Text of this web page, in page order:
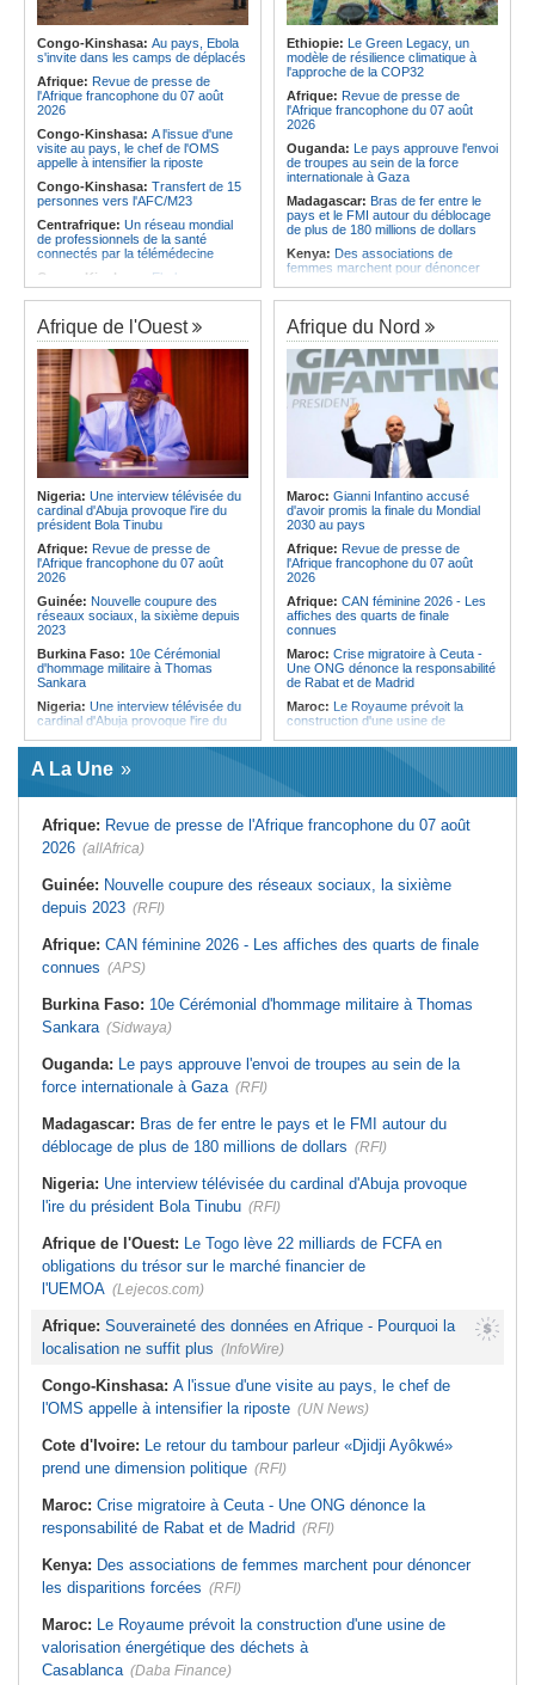
Afrique:AfroBasket U18 (F) - Le
Sénégal craque au 3e quart-temps
et s'incline face à la Tunisie (44-43)
Afrique du Nord:Santé - La
Tunisie troisième pays arabe et 49e
au monde
Angola:La nouvelle loi renforce la
protection des institutions contre les
cyberattaques, selon Mário Oliveira
Angola:Le pays criminalise la
diffusion de fausses informations
sur Internet
Congo-Kinshasa: Au pays, Ebola
s'invite dans les camps de déplacés
Afrique: Revue de presse de
l'Afrique francophone du 07 août
2026
Congo-Kinshasa: A l'issue d'une
visite au pays, le chef de l'OMS
appelle à intensifier la riposte
Congo-Kinshasa: Transfert de 15
personnes vers l'AFC/M23
Centrafrique: Un réseau mondial
de professionnels de la santé
connectés par la télémédecine
Congo-Kinshasa: Ebola au pays -
Africa CDC mise sur les
communautés
Afrique Centrale:L'explosion de la
demande de viande de brousse
extermine la faune sauvage
Congo-Kinshasa:Après l'accord
avec une branche des FDLR, les
zones d'ombre persistent
Centrafrique: Un gendarme détenu
par le groupe armé AAKG retrouve
la liberté
Rome et Kigali discutent
d'une possible externalisation au
pays des procédures d'asile à
destination de l'Italie
Ethiopie: Le Green Legacy, un
modèle de résilience climatique à
l'approche de la COP32
Afrique: Revue de presse de
l'Afrique francophone du 07 août
2026
Ouganda: Le pays approuve l'envoi
de troupes au sein de la force
internationale à Gaza
Madagascar: Bras de fer entre le
pays et le FMI autour du déblocage
de plus de 180 millions de dollars
Kenya: Des associations de
femmes marchent pour dénoncer
Afrique:La CEA renforce les
capacités des parlementaires de
l'Afrique de l'Est
Congo-Kinshasa:
Après l'accord
avec une branche des FDLR, les
zones d'ombre persistent
Sud-Soudan:
Le pays à la croisée
des chemins, alerte l'ONU
Rwanda:Rome et Kigali discutent
d'une possible externalisation au
pays des procédures d'asile à
destination de l'Italie
Somalie:Le camp de Galkayo
frappé par une violente attaque des
Forces du Puntland
Afrique de l'Ouest
Nigeria: Une interview télévisée du
cardinal d'Abuja provoque l'ire du
président Bola Tinubu
Afrique: Revue de presse de
l'Afrique francophone du 07 août
2026
Guinée: Nouvelle coupure des
réseaux sociaux, la sixième depuis
2023
Burkina Faso: 10e Cérémonial
d'hommage militaire à Thomas
Sankara
Nigeria: Une interview télévisée du
cardinal d'Abuja provoque l'ire du
Afrique de l'Ouest:
22 milliards de FCFA en obligations
l'UEMOA
Cote d'Ivoire:Le retour du tambour
parleur «Djidji Ayôkwé» prend une
dimension politique
Guinée:
Le président dissipe les
doutes concernant son état de
santé dans un message publié sur X
l'assurance pour tous - Le pacte de
- Les retards du calendrier
alimentent les soupçons d'un report
Afrique du Nord
Maroc: Gianni Infantino accusé
d'avoir promis la finale du Mondial
2030 au pays
Afrique: Revue de presse de
l'Afrique francophone du 07 août
2026
Afrique: CAN féminine 2026 - Les
affiches des quarts de finale
connues
Maroc: Crise migratoire à Ceuta -
Une ONG dénonce la responsabilité
de Rabat et de Madrid
Maroc: Le Royaume prévoit la
construction d'une usine de
déchets à Casablanca
agents de sécurité, selon des
associations
Maroc:Au-délà du communiqué -
de Sebta
Tunisie: Basket - Eliminatoires
A La Une
Afrique: Revue de presse de l'Afrique francophone du 07 août
2026 (allAfrica)
Guinée: Nouvelle coupure des réseaux sociaux, la sixième
depuis 2023 (RFI)
Afrique: CAN féminine 2026 - Les affiches des quarts de finale
connues (APS)
Burkina Faso: 10e Cérémonial d'hommage militaire à Thomas
Sankara (Sidwaya)
Ouganda: Le pays approuve l'envoi de troupes au sein de la
force internationale à Gaza (RFI)
Madagascar: Bras de fer entre le pays et le FMI autour du
déblocage de plus de 180 millions de dollars (RFI)
Nigeria: Une interview télévisée du cardinal d'Abuja provoque
l'ire du président Bola Tinubu (RFI)
Afrique de l'Ouest: Le Togo lève 22 milliards de FCFA en
obligations du trésor sur le marché financier de
l'UEMOA (Lejecos.com)
Afrique: Souveraineté des données en Afrique - Pourquoi la
localisation ne suffit plus (InfoWire)
Congo-Kinshasa: A l'issue d'une visite au pays, le chef de
l'OMS appelle à intensifier la riposte (UN News)
Cote d'Ivoire: Le retour du tambour parleur «Djidji Ayôkwé»
prend une dimension politique (RFI)
Maroc: Crise migratoire à Ceuta - Une ONG dénonce la
responsabilité de Rabat et de Madrid (RFI)
Kenya: Des associations de femmes marchent pour dénoncer
les disparitions forcées (RFI)
Maroc: Le Royaume prévoit la construction d'une usine de
valorisation énergétique des déchets à
Casablanca (Daba Finance)